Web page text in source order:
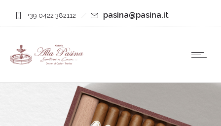
+39 0422 382112 pasina@pasina.it